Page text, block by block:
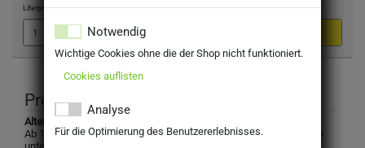
Literpreis: 27,00 €/Liter
Produktbeschreibung
Altersbeschränkung:
Ab 18! Dieses Produkt enthält Alkohol und darf nicht an Personen
Notwendig
Wichtige Cookies ohne die der Shop nicht funktioniert.
Cookies auflisten
Analyse
Für die Optimierung des Benutzererlebnisses.